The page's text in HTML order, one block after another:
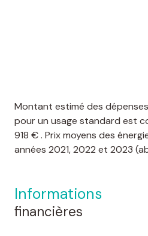
Montant estimé des
pour un usage standard est
918 € . Prix moyens des
années 2021, 2022 et 2023
informations
financières